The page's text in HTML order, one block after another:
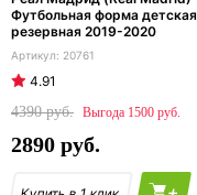
Футбольная форма детская
резервная 2019-2020
20761
4.91
4390
1500
2890